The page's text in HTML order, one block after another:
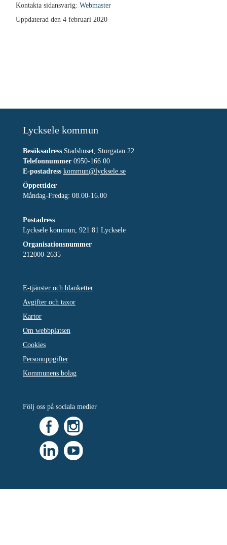
Kontakta sidansvarig: Webmaster
Uppdaterad den 4 februari 2020
Lycksele kommun
Besöksadress Stadshuset, Storgatan 22
Telefonnummer 0950-166 00
E-postadress kommun@lycksele.se
Öppettider
Måndag-Fredag: 08.00-16.00
Postadress
Lycksele kommun, 921 81 Lycksele
Organisationsnummer
212000-2635
E-tjänster och blanketter
Avgifter och taxor
Kartor
Om webbplatsen
Cookies
Personuppgifter
Kommunens bolag
Följ oss på sociala medier